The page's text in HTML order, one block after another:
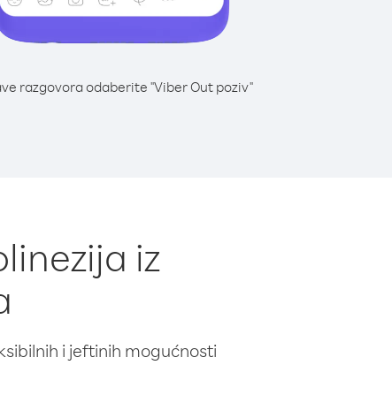
razgovora odaberite "Viber Out poziv"
iz
i jeftinih mogućnosti